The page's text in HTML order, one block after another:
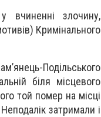
вчиненні злочину,
Кримінального
Подільського
біля місцевого
той помер на місці
затримали і